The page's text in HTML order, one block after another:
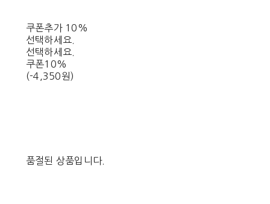
쿠폰추가 10%
선택하세요.
선택하세요.
쿠폰10%
(-4,350원)
품절된 상품입니다.